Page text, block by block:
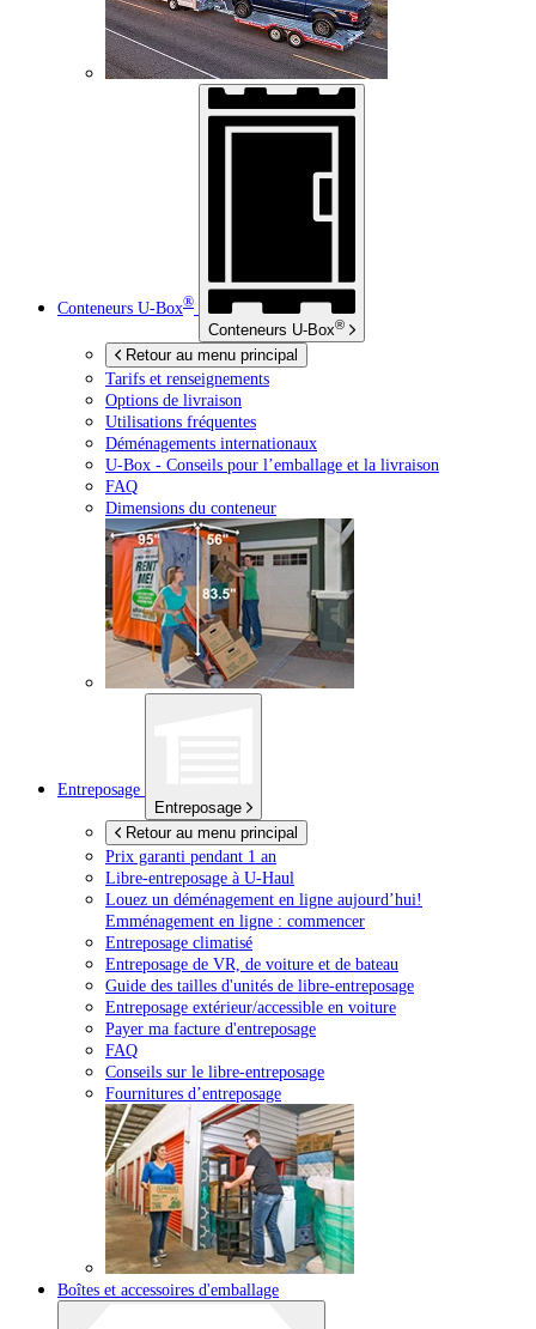
Conteneurs U-Box®
Conteneurs U-Box®
Retour au menu principal
Tarifs et renseignements
Options de livraison
Utilisations fréquentes
Déménagements internationaux
U-Box - Conseils pour l’emballage et la livraison
FAQ
Dimensions du conteneur
Entreposage
Entreposage
Retour au menu principal
Prix garanti pendant 1 an
Libre-entreposage à U-Haul
Louez un déménagement en ligne aujourd’hui!
Emménagement en ligne : commencer
Entreposage climatisé
Entreposage de VR, de voiture et de bateau
Guide des tailles d'unités de libre-entreposage
Entreposage extérieur/accessible en voiture
Payer ma facture d'entreposage
FAQ
Conseils sur le libre-entreposage
Fournitures d’entreposage
Boîtes et accessoires d'emballage